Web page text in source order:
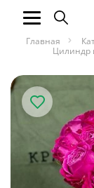
Главная
Цилиндр